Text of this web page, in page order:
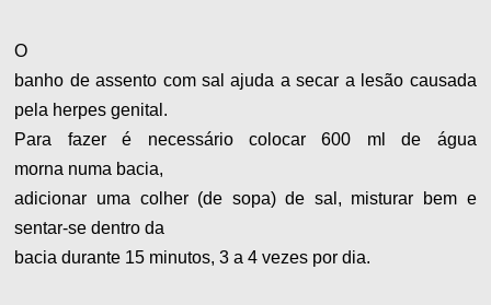
O
banho de assento com sal ajuda a secar a lesão causada
pela herpes genital.
Para fazer é necessário colocar 600 ml de água
morna numa bacia,
adicionar uma colher (de sopa) de sal, misturar bem e
sentar-se dentro da
bacia durante 15 minutos, 3 a 4 vezes por dia.